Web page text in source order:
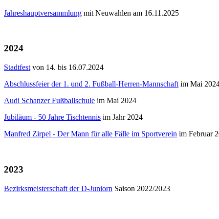
Jahreshauptversammlung mit Neuwahlen am 16.11.2025
2024
Stadtfest von 14. bis 16.07.2024
Abschlussfeier der 1. und 2. Fußball-Herren-Mannschaft im Mai
Audi Schanzer Fußballschule im Mai 2024
Jubiläum - 50 Jahre Tischtennis im Jahr 2024
Manfred Zirpel - Der Mann für alle Fälle im Sportverein im Februar
2023
Bezirksmeisterschaft der D-Juniorn Saison 2022/2023